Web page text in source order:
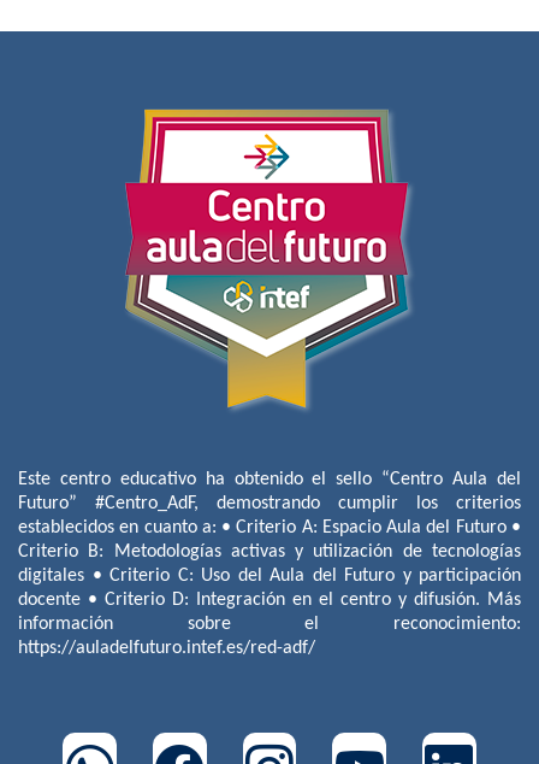
Este centro educativo ha obtenido el sello “Centro Aula del
Futuro” #Centro_AdF, demostrando cumplir los criterios
establecidos en cuanto a: • Criterio A: Espacio Aula del Futuro •
Criterio B: Metodologías activas y utilización de tecnologías
digitales • Criterio C: Uso del Aula del Futuro y participación
docente • Criterio D: Integración en el centro y difusión. Más
información sobre el reconocimiento:
https://auladelfuturo.intef.es/red-adf/